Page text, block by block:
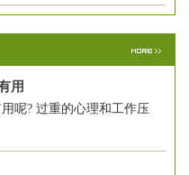
用
呢? 过重的心理和工作压